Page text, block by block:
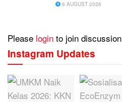
6 AUGUST 2026
Please login to join discussion
Instagram Updates